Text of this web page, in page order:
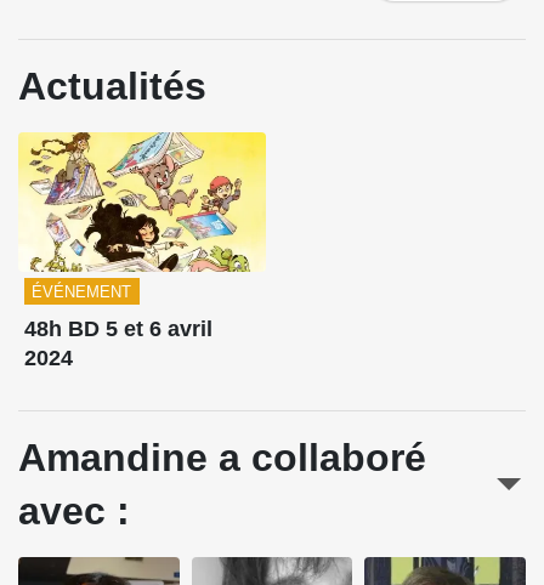
Actualités
ÉVÉNEMENT
48h BD 5 et 6 avril
2024
Amandine a collaboré
avec :